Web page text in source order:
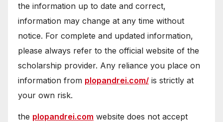
the information up to date and correct,
information may change at any time without
notice. For complete and updated information,
please always refer to the official website of the
scholarship provider. Any reliance you place on
information from plopandrei.com/ is strictly at
your own risk.
the plopandrei.com website does not accept